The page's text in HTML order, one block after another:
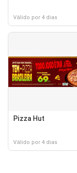
Válido por 4 dias
Pizza Hut
Válido por 4 dias